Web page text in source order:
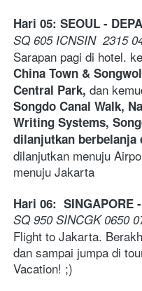
Hari 05: SEOUL -
SQ 605 ICNSIN  2315
Sarapan pagi di hotel.
China Town &
Central Park, dan
Songdo Canal Walk,
Writing Systems,
dilanjutkan berbelanja
dilanjutkan menuju
menuju Jakarta
Hari 06:  SINGAPORE
SQ 950 SINCGK 0650
Flight to Jakarta.
dan sampai jumpa di
Vacation! ;)